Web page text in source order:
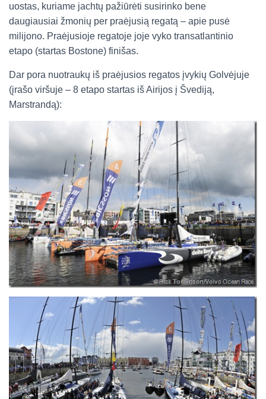
uostas, kuriame jachtų pažiūrėti susirinko bene
daugiausiai žmonių per praėjusią regatą – apie pusė
milijono. Praėjusioje regatoje joje vyko transatlantinio
etapo (startas Bostone) finišas.
Dar pora nuotraukų iš praėjusios regatos įvykių Golvėjuje
(įrašo viršuje – 8 etapo startas iš Airijos į Švediją,
Marstrandą):